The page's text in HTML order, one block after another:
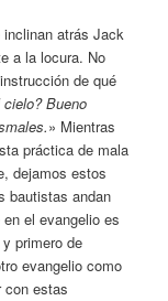
atrás Jack
a la locura. No
de qué
Bueno
» Mientras
práctica de mala
dejamos estos
bautistas andan
el evangelio es
primero de
evangelio como
con estas